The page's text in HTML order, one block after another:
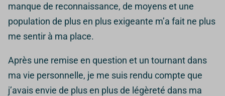
manque de reconnaissance, de moyens et une
population de plus en plus exigeante m’a fait ne plus
me sentir à ma place.
Après une remise en question et un tournant dans
ma vie personnelle, je me suis rendu compte que
j’avais envie de plus en plus de légèreté dans ma